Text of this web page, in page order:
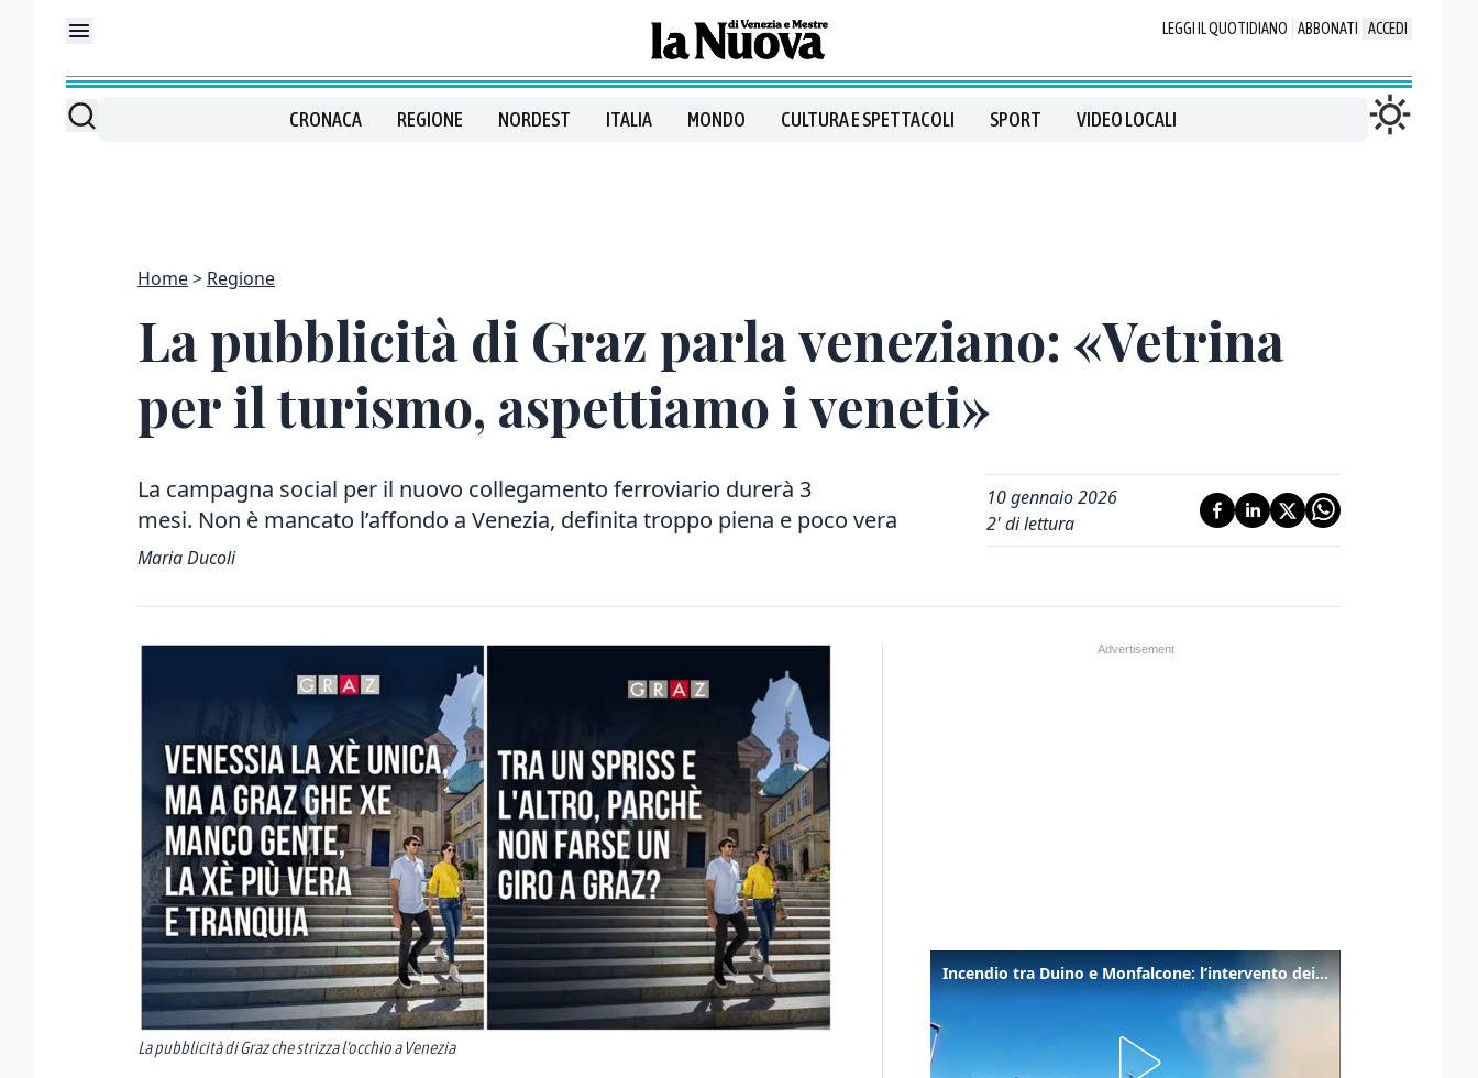
LEGGI IL QUOTIDIANO ABBONATI ACCEDI
CRONACA REGIONE NORDEST ITALIA MONDO CULTURA E SPETTACOLI SPORT VIDEO LOCALI
Home Regione
La pubblicità di Graz parla veneziano: «Vetrina
per il turismo, aspettiamo i veneti»
La campagna social per il nuovo collegamento ferroviario durerà 3
mesi. Non è mancato l’affondo a Venezia, definita troppo piena e poco vera
Maria Ducoli
10 gennaio 2026
2' di lettura
La pubblicità di Graz che strizza l'occhio a Venezia
Incendio tra Duino e Monfalcone: l’intervento dei vigili del fuoco